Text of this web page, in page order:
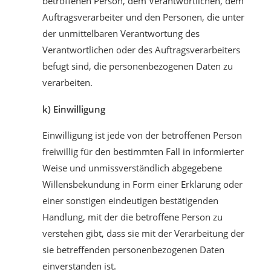
Auftragsverarbeiter und den Personen, die unter
der unmittelbaren Verantwortung des
Verantwortlichen oder des Auftragsverarbeiters
befugt sind, die personenbezogenen Daten zu
verarbeiten.
k) Einwilligung
Einwilligung ist jede von der betroffenen Person
freiwillig für den bestimmten Fall in informierter
Weise und unmissverständlich abgegebene
Willensbekundung in Form einer Erklärung oder
einer sonstigen eindeutigen bestätigenden
Handlung, mit der die betroffene Person zu
verstehen gibt, dass sie mit der Verarbeitung der
sie betreffenden personenbezogenen Daten
einverstanden ist.